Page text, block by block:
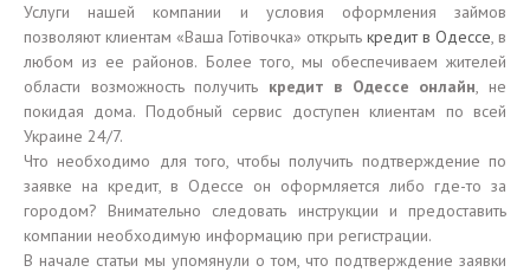
Услуги нашей компании и условия оформления займов
позволяют клиентам «Ваша Готівочка» открыть кредит в Одессе, в
любом из ее районов. Более того, мы обеспечиваем жителей
области возможность получить кредит в Одессе онлайн, не
покидая дома. Подобный сервис доступен клиентам по всей
Украине 24/7.
Что необходимо для того, чтобы получить подтверждение по
заявке на кредит, в Одессе он оформляется либо где-то за
городом? Внимательно следовать инструкции и предоставить
компании необходимую информацию при регистрации.
В начале статьи мы упомянули о том, что подтверждение заявки